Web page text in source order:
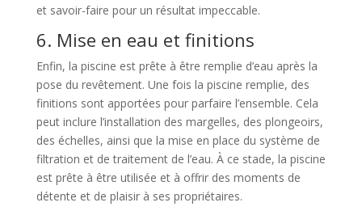
et savoir-faire pour un résultat impeccable.
6. Mise en eau et finitions
Enfin, la piscine est prête à être remplie d’eau après la
pose du revêtement. Une fois la piscine remplie, des
finitions sont apportées pour parfaire l’ensemble. Cela
peut inclure l’installation des margelles, des plongeoirs,
des échelles, ainsi que la mise en place du système de
filtration et de traitement de l’eau. À ce stade, la piscine
est prête à être utilisée et à offrir des moments de
détente et de plaisir à ses propriétaires.